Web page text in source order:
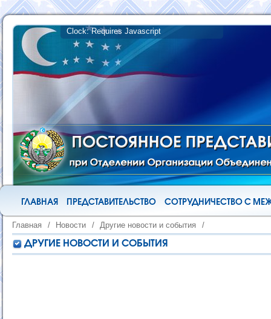
ГЛАВНАЯ ПРЕДСТАВИТЕЛЬСТВО СОТРУДНИЧЕСТВО С
Главная / Новости / Другие новости и события /
ДРУГИЕ НОВОСТИ И СОБЫТИЯ